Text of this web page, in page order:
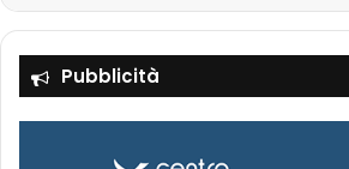
Pubblicità